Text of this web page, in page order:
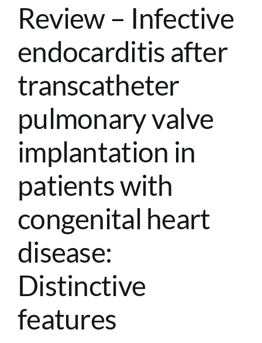
Review – Infective
endocarditis after
transcatheter
pulmonary valve
implantation in
patients with
congenital heart
disease:
Distinctive
features